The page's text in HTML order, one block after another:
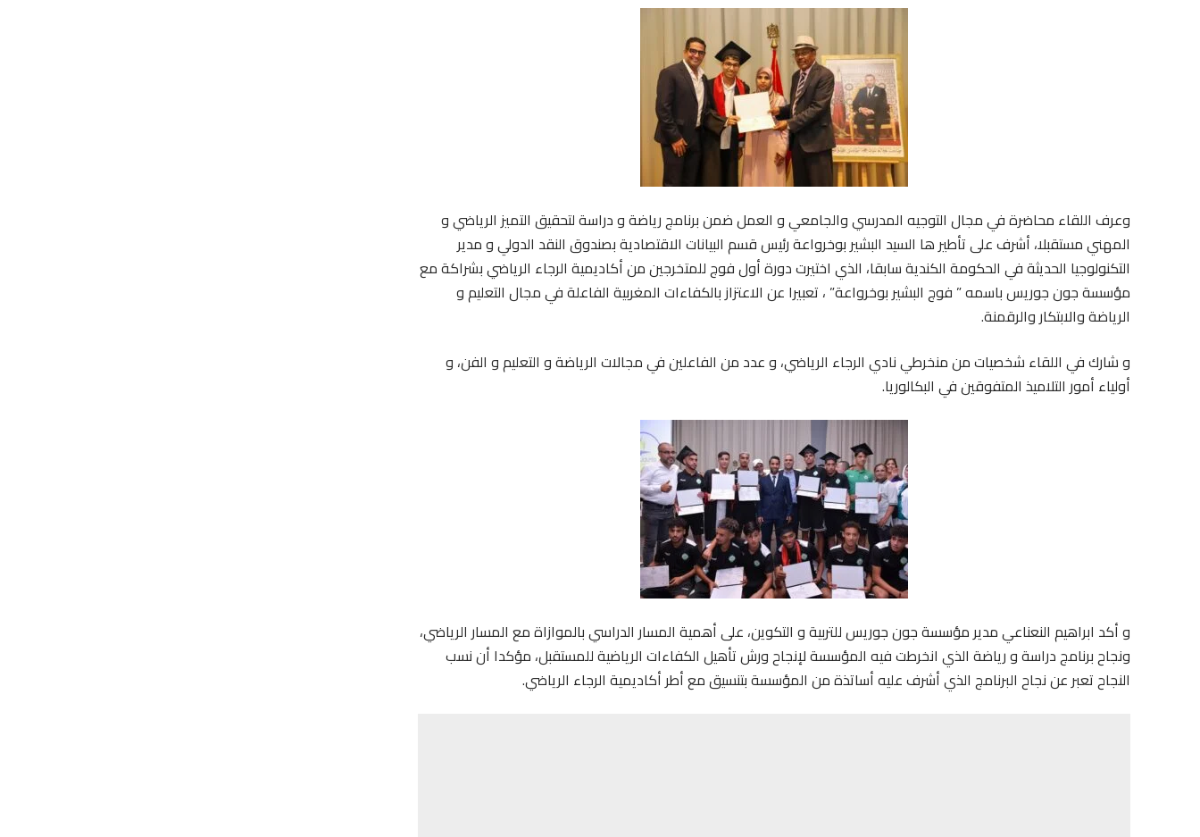
وعرف اللقاء محاضرة في مجال التوجيه المدرسي والجامعي و العمل ضمن برنامج رياضة و دراسة لتحقيق التميز الرياضي و
المهني مستقبلا، أشرف على تأطير ها السيد البشير بوخرواعة رئيس قسم البيانات الاقتصادية بصندوق النقد الدولي و مدير
التكنولوجيا الحديثة في الحكومة الكندية سابقا، الذي اختيرت دورة أول فوج للمتخرجين من أكاديمية الرجاء الرياضي بشراكة مع
مؤسسة جون جوريس باسمه ” فوج البشير بوخرواعة” ، تعبيرا عن الاعتزاز بالكفاءات المغربية الفاعلة في مجال التعليم و
الرياضة والابتكار والرقمنة.
و شارك في اللقاء شخصيات من منخرطي نادي الرجاء الرياضي، و عدد من الفاعلين في مجالات الرياضة و التعليم و الفن، و
أولياء أمور التلاميذ المتفوقين في البكالوريا.
و أكد ابراهيم النعناعي مدير مؤسسة جون جوريس للتربية و التكوين، على أهمية المسار الدراسي بالموازاة مع المسار الرياضي،
ونجاح برنامج دراسة و رياضة الذي انخرطت فيه المؤسسة لإنجاح ورش تأهيل الكفاءات الرياضية للمستقبل، مؤكدا أن نسب
النجاح تعبر عن نجاح البرنامج الذي أشرف عليه أساتذة من المؤسسة بتنسيق مع أطر أكاديمية الرجاء الرياضي.